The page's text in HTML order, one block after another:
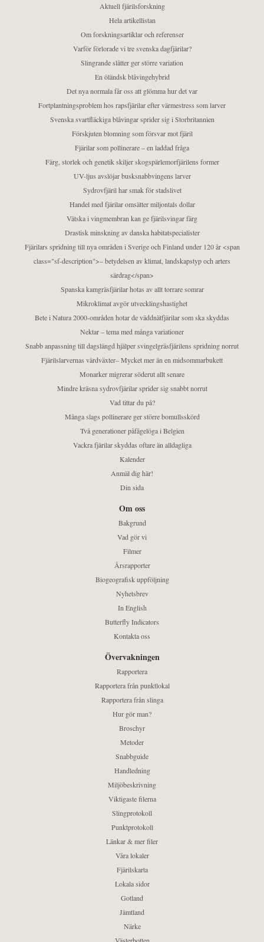
Aktuell fjärilsforskning
Hela artikellistan
Om forskningsartiklar och referenser
Varför förlorade vi tre svenska dagfjärilar?
Slingrande slåtter ger större variation
En öländsk blåvingehybrid
Det nya normala får oss att glömma hur det var
Fortplantningsproblem hos rapsfjärilar efter värmestress som larver
Svenska svartfläckiga blåvingar sprider sig i Storbritannien
Förskjuten blomning som försvar mot fjäril
Fjärilar som pollinerare – en laddad fråga
Färg, storlek och genetik skiljer skogspärlemorfjärilens former
UV-ljus avslöjar busksnabbvingens larver
Sydrovfjäril har smak för stadslivet
Handel med fjärilar omsätter miljontals dollar
Vätska i vingmembran kan ge fjärilsvingar färg
Drastisk minskning av danska habitatspecialister
Fjärilars spridning till nya områden i Sverige och Finland under 120 år <span
class="sf-description">– betydelsen av klimat, landskapstyp och arters
särdrag</span>
Spanska kamgräsfjärilar hotas av allt torrare somrar
Mikroklimat avgör utvecklingshastighet
Bete i Natura 2000-områden hotar de väddnätfjärilar som ska skyddas
Nektar – tema med många variationer
Snabb anpassning till dagslängd hjälper svingelgräsfjärilens spridning norrut
Fjärilslarvernas värdväxter– Mycket mer än en midsommarbukett
Monarker migrerar söderut allt senare
Mindre kräsna sydrovfjärilar sprider sig snabbt norrut
Vad tittar du på?
Många slags pollinerare ger större bomullsskörd
Två generationer påfågelöga i Belgien
Vackra fjärilar skyddas oftare än alldagliga
Kalender
Anmäl dig här!
Din sida
Om oss
Bakgrund
Vad gör vi
Filmer
Årsrapporter
Biogeografisk uppföljning
Nyhetsbrev
In English
Butterfly Indicators
Kontakta oss
Övervakningen
Rapportera
Rapportera från punktlokal
Rapportera från slinga
Hur gör man?
Broschyr
Metoder
Snabbguide
Handledning
Miljöbeskrivning
Viktigaste filerna
Slingprotokoll
Punktprotokoll
Länkar & mer filer
Våra lokaler
Fjärilskarta
Lokala sidor
Gotland
Jämtland
Närke